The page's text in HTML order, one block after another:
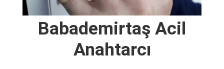
Babademirtaş Acil
Anahtarcı